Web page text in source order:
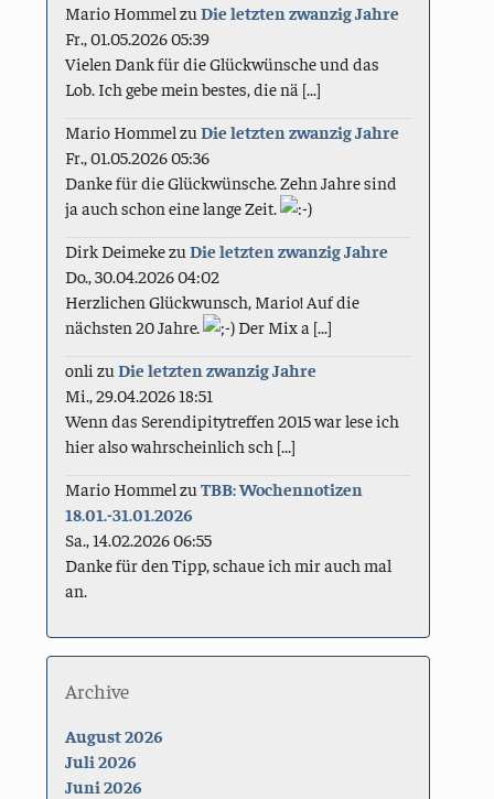
Mario Hommel zuDie letzten zwanzig Jahre
Fr., 01.05.2026 05:39
Vielen Dank für die Glückwünsche und das
Lob. Ich gebe mein bestes, die nä [...]
Mario Hommel zuDie letzten zwanzig Jahre
Fr., 01.05.2026 05:36
Danke für die Glückwünsche. Zehn Jahre sind
ja auch schon eine lange Zeit.
Dirk DeimekezuDie letzten zwanzig Jahre
Do., 30.04.2026 04:02
Herzlichen Glückwunsch, Mario! Auf die
nächsten 20 Jahre.
Der Mix a [...]
onli zuDie letzten zwanzig Jahre
Mi., 29.04.2026 18:51
Wenn das Serendipitytreffen 2015 war lese ich
hier also wahrscheinlich sch [...]
Mario Hommel zuTBB: Wochennotizen
18.01.-31.01.2026
Sa., 14.02.2026 06:55
Danke für den Tipp, schaue ich mir auch mal
an.
Archive
August 2026
Juli 2026
Juni 2026